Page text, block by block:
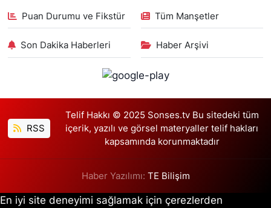
Puan Durumu ve Fikstür Tüm Manşetler
Son Dakika Haberleri Haber Arşivi
RSS
Telif Hakkı © 2025 Sonses.tv Bu sitedeki tüm
içerik, yazılı ve görsel materyaller telif hakları
kapsamında korunmaktadır
Haber Yazılımı: TE Bilişim
En iyi site deneyimi sağlamak için çerezlerden